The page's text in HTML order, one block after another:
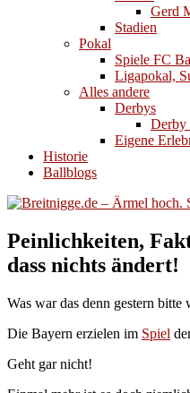
Gerd
Stadien
Pokal
Spiele FC
Ligapokal,
Alles andere
Derbys
Derby
Eigene
Historie
Ballblogs
Peinlichkeiten,
dass nichts ändert!
Was war das denn gestern bitte
Die Bayern erzielen im Spiel
Geht gar nicht!